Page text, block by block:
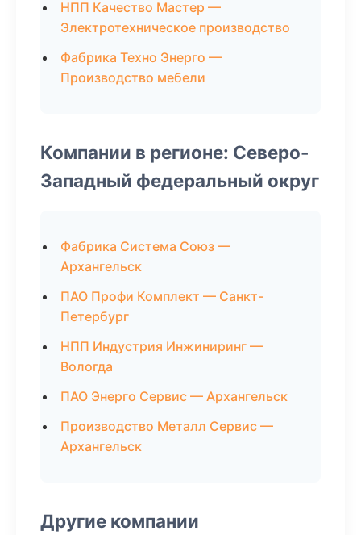
НПП Качество Мастер —
Электротехническое производство
Фабрика Техно Энерго —
Производство мебели
Компании в регионе: Северо-
Западный федеральный округ
Фабрика Система Союз —
Архангельск
ПАО Профи Комплект — Санкт-
Петербург
НПП Индустрия Инжиниринг —
Вологда
ПАО Энерго Сервис — Архангельск
Производство Металл Сервис —
Архангельск
Другие компании